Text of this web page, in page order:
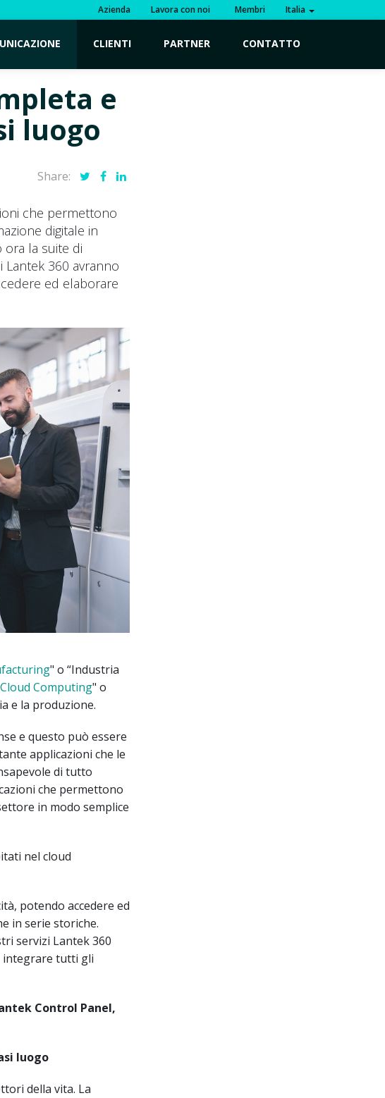
Azienda Lavora con noi Membri Italia
CLIENTI PARTNER CONTATTO
e
luogo
Share:
che permettono
digitale in
ora la suite di
360 avranno
ed elaborare
" o “Industria
Cloud Computing" o
e la produzione.
e questo può essere
applicazioni che le
di tutto
che permettono
in modo semplice
nel cloud
potendo accedere ed
in serie storiche.
servizi Lantek 360
integrare tutti gli
Control Panel,
luogo
della vita. La